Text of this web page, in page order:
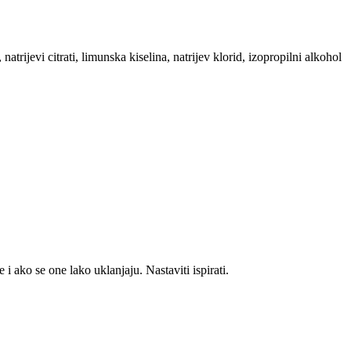
citrati, limunska kiselina, natrijev klorid, izopropilni alkohol
ako se one lako uklanjaju. Nastaviti ispirati.